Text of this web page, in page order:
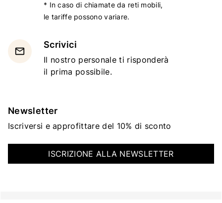
* In caso di chiamate da reti mobili,
le tariffe possono variare.
email
Scrivici
Il nostro personale ti risponderà
il prima possibile.
Newsletter
Iscriversi e approfittare del 10% di sconto
ISCRIZIONE ALLA NEWSLETTER